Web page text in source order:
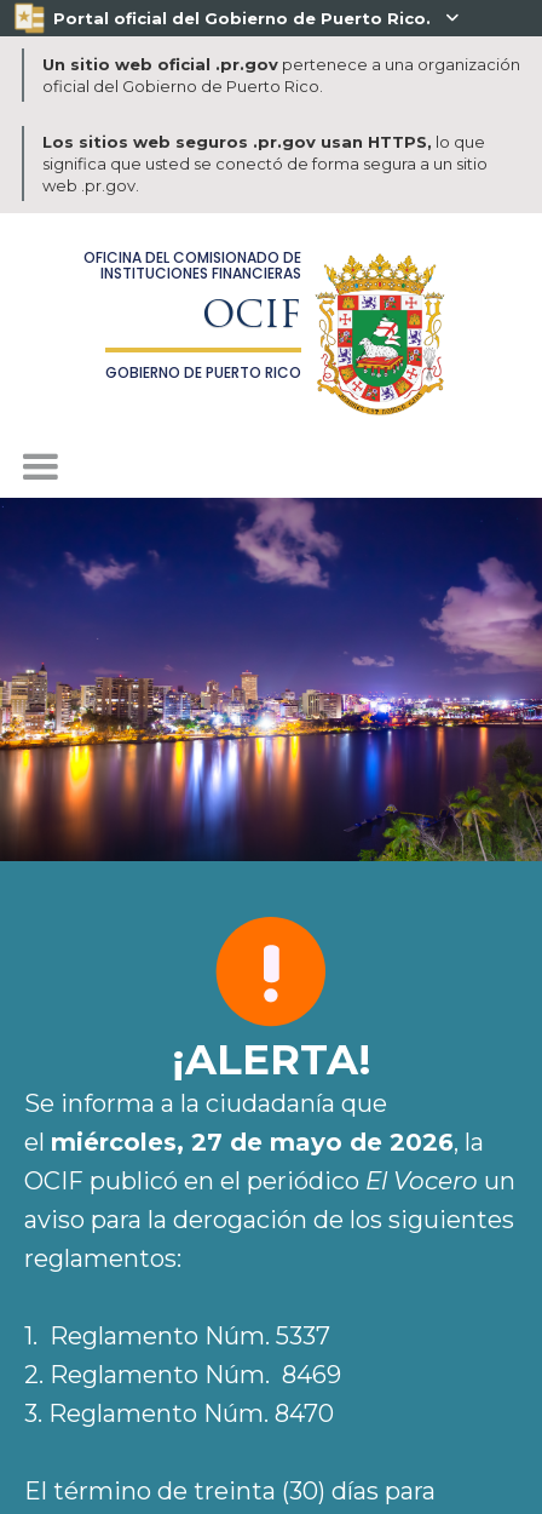
Portal oficial del Gobierno de Puerto Rico. 
Un sitio web oficial .pr.govpertenece a una organización
oficial del Gobierno de Puerto Rico.
Los sitios web seguros .pr.gov usan HTTPS, lo que
significa que usted se conectó de forma segura a un sitio
web .pr.gov.
OFICINA DEL COMISIONADO DE
INSTITUCIONES FINANCIERAS
OCIF
GOBIERNO DE PUERTO RICO
¡ALERTA!
Se informa a la ciudadanía que
el miércoles, 27 de mayo de 2026, la
OCIF publicó en el periódico El Vocero un
aviso para la derogación de los siguientes
reglamentos:
1. Reglamento Núm. 5337
2. Reglamento Núm. 8469
3. Reglamento Núm. 8470
El término de treinta (30) días para